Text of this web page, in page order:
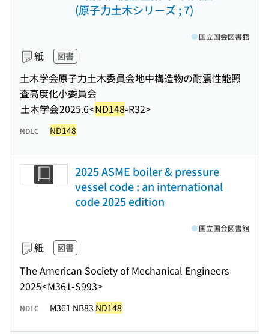
(原子力土木シリーズ ; 7)
紙 図書
土木学会原子力土木委員会地中構造物の耐震性能照
査高度化小委員会
土木学会2025.6<ND148-R32>
国立国会図書館
NDLC ND148
2025 ASME boiler & pressure
vessel code : an international
code 2025 edition
紙 図書
The American Society of Mechanical Engineers
2025<M361-S993>
国立国会図書館
NDLC M361 NB83 ND148